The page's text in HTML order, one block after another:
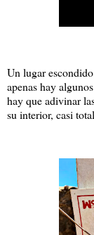
Un lugar
apenas hay
hay que adivinar
su interior, casi